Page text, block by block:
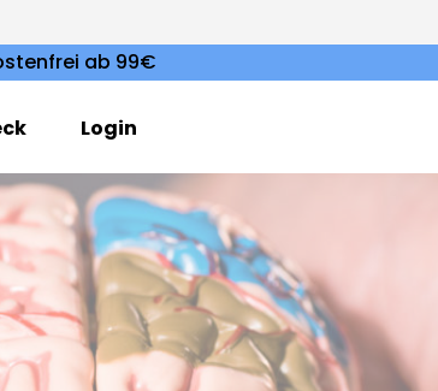
ab 99€
Login